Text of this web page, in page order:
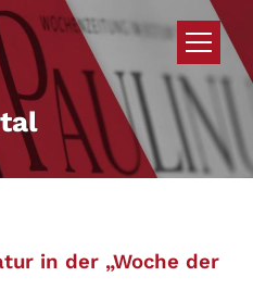
in der „Woche der